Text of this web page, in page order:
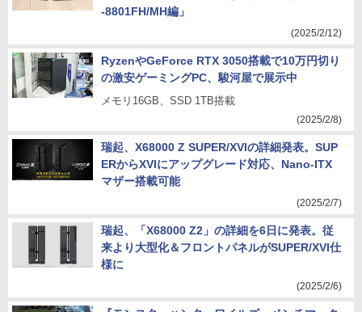
-8801FH/MH編」
(2025/2/12)
RyzenやGeForce RTX 3050搭載で10万円切り
の激安ゲーミングPC、駿河屋で展示中
メモリ16GB、SSD 1TB搭載
(2025/2/8)
瑞起、X68000 Z SUPER/XVIの詳細発表。SUP
ERからXVIにアップグレード対応、Nano-ITX
マザー搭載可能
(2025/2/7)
瑞起、「X68000 Z2」の詳細を6日に発表。従
来より大型化＆フロントパネルがSUPER/XVI仕
様に
(2025/2/6)